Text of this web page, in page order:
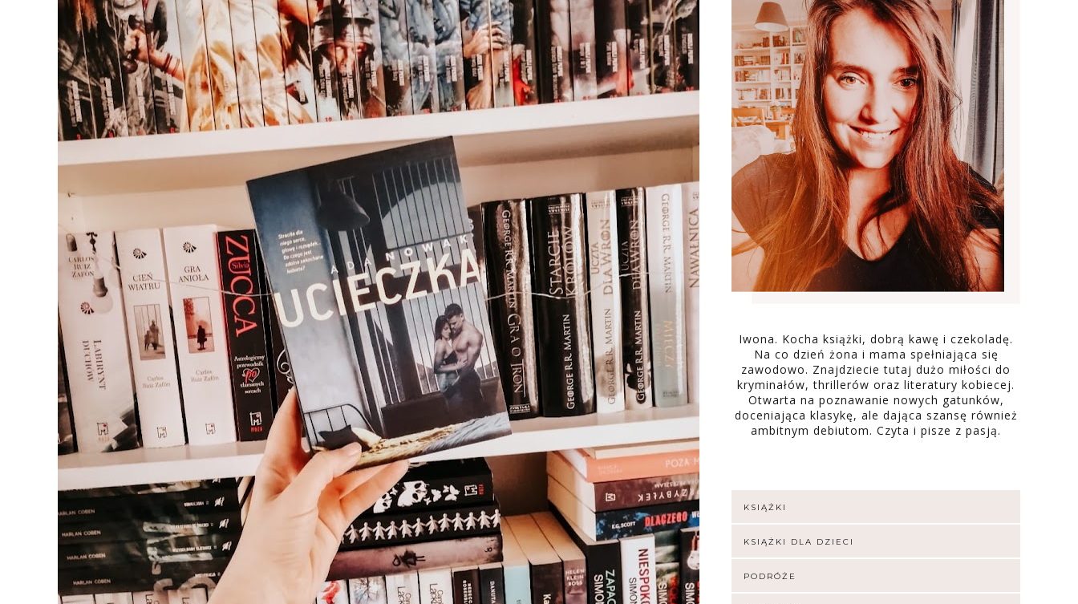
Iwona. Kocha książki, dobrą kawę i czekoladę.
Na co dzień żona i mama spełniająca się
zawodowo. Znajdziecie tutaj dużo miłości do
kryminałów, thrillerów oraz literatury kobiecej.
Otwarta na poznawanie nowych gatunków,
doceniająca klasykę, ale dająca szansę również
ambitnym debiutom. Czyta i pisze z pasją.
KSIĄŻKI
KSIĄŻKI DLA DZIECI
PODRÓŻE